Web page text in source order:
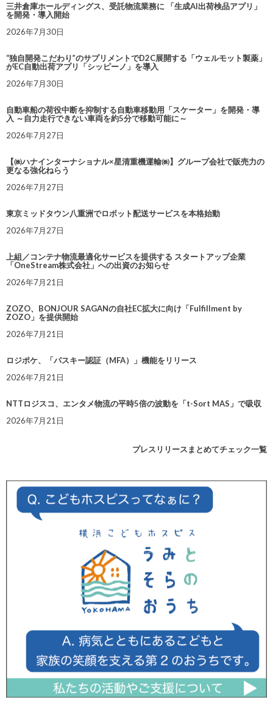
三井倉庫ホールディングス、受託物流業務に 「生成AI出荷検品アプリ」
を開発・導入開始
2026年7月30日
“独自開発こだわり”のサプリメントでD2C展開する「ウェルモット製薬」
がEC自動出荷アプリ「シッピーノ」を導入
2026年7月30日
自動車船の荷役中断を抑制する自動車移動用「スケーター」を開発・導
入 ～自力走行できない車両を約5分で移動可能に～
2026年7月27日
【㈱ハナインターナショナル×星清重機運輸㈱】グループ会社で販売力の
更なる強化ねらう
2026年7月27日
東京ミッドタウン八重洲でロボット配送サービスを本格始動
2026年7月27日
上組／コンテナ物流最適化サービスを提供する スタートアップ企業
「OneStream株式会社」への出資のお知らせ
2026年7月21日
ZOZO、BONJOUR SAGANの自社EC拡大に向け「Fulfillment by
ZOZO」を提供開始
2026年7月21日
ロジポケ、「パスキー認証（MFA）」機能をリリース
2026年7月21日
NTTロジスコ、エンタメ物流の平時5倍の波動を「t-Sort MAS」で吸収
2026年7月21日
プレスリリースまとめてチェック一覧